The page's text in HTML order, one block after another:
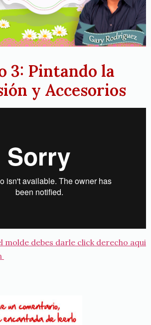
3: Pintando la
y Accesorios
molde debes darle click derecho aqui